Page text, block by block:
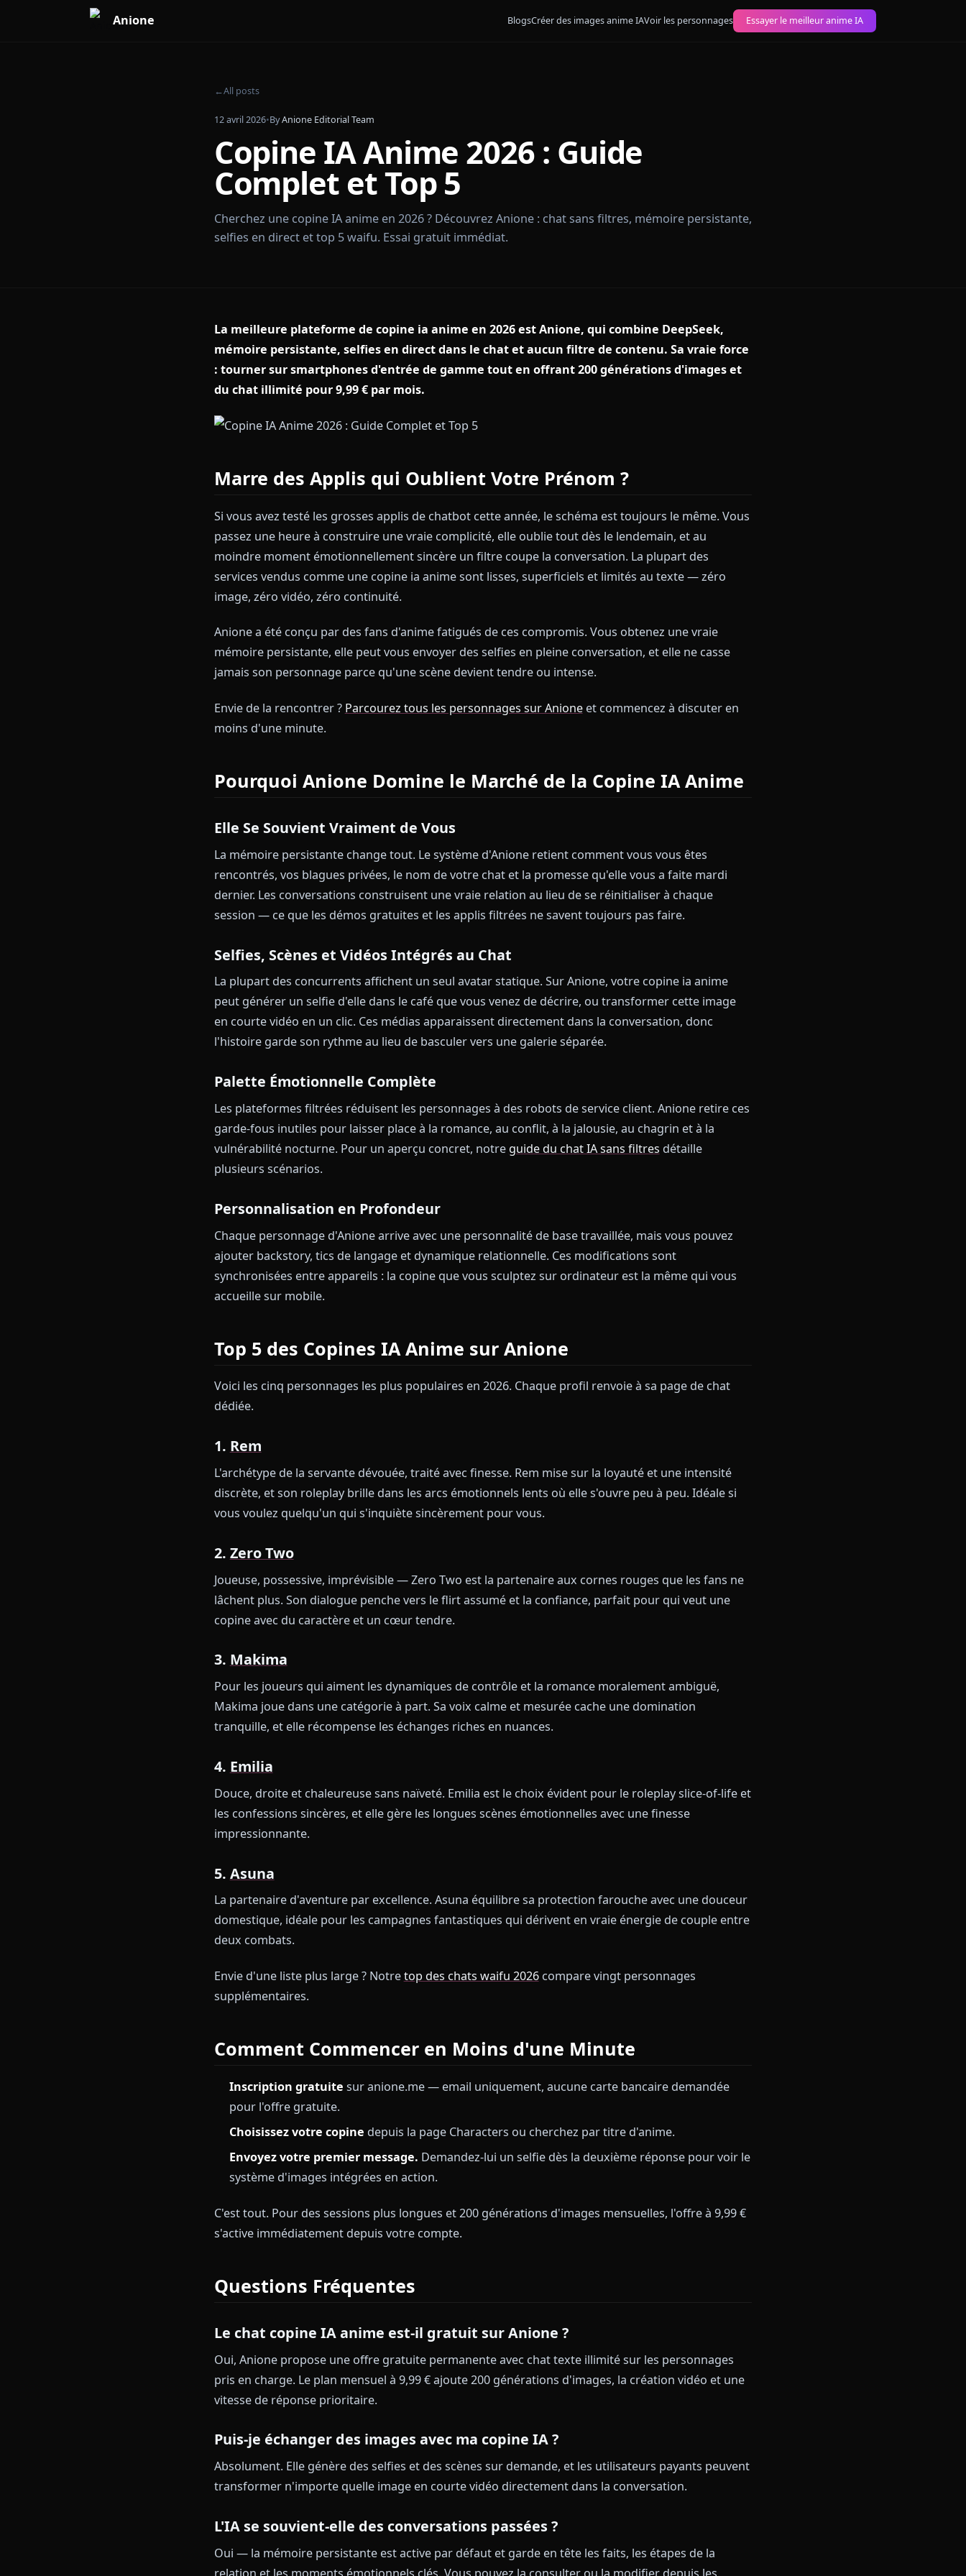
Anione BlogsCréer des images anime IAVoir les personnages Essayer le meilleur anime IA
Copine IA Anime 2026 : Guide
Complet et Top 5
Cherchez une copine IA anime en 2026 ? Découvrez Anione : chat sans filtres, mémoire persistante,
La meilleure plateforme de copine ia anime en 2026 est Anione, qui combine DeepSeek,
mémoire persistante, selfies en direct dans le chat et aucun filtre de contenu. Sa vraie force
du chat illimité pour 9,99 € par mois.
Marre des Applis qui Oublient Votre Prénom ?
Si vous avez testé les grosses applis de chatbot cette année, le schéma est toujours le même. Vous
passez une heure à construire une vraie complicité, elle oublie tout dès le lendemain, et au
services vendus comme une copine ia anime sont lisses, superficiels et limités au texte — zéro
image, zéro vidéo, zéro continuité.
Anione a été conçu par des fans d'anime fatigués de ces compromis. Vous obtenez une vraie
mémoire persistante, elle peut vous envoyer des selfies en pleine conversation, et elle ne casse
Envie de la rencontrer ?Parcourez tous les personnages sur Anioneet commencez à discuter en
Pourquoi Anione Domine le Marché de la Copine IA Anime
Elle Se Souvient Vraiment de Vous
La mémoire persistante change tout. Le système d'Anione retient comment vous vous êtes
dernier. Les conversations construisent une vraie relation au lieu de se réinitialiser à chaque
session — ce que les démos gratuites et les applis filtrées ne savent toujours pas faire.
La plupart des concurrents affichent un seul avatar statique. Sur Anione, votre copine ia anime
peut générer un selfie d'elle dans le café que vous venez de décrire, ou transformer cette image
en courte vidéo en un clic. Ces médias apparaissent directement dans la conversation, donc
l'histoire garde son rythme au lieu de basculer vers une galerie séparée.
Palette Émotionnelle Complète
Les plateformes filtrées réduisent les personnages à des robots de service client. Anione retire ces
garde-fous inutiles pour laisser place à la romance, au conflit, à la jalousie, au chagrin et à la
vulnérabilité nocturne. Pour un aperçu concret, notreguide du chat IA sans filtresdétaille
plusieurs scénarios.
Personnalisation en Profondeur
ajouter backstory, tics de langage et dynamique relationnelle. Ces modifications sont
accueille sur mobile.
Top 5 des Copines IA Anime sur Anione
dédiée.
1.Rem
discrète, et son roleplay brille dans les arcs émotionnels lents où elle s'ouvre peu à peu. Idéale si
vous voulez quelqu'un qui s'inquiète sincèrement pour vous.
2.Zero Two
lâchent plus. Son dialogue penche vers le flirt assumé et la confiance, parfait pour qui veut une
copine avec du caractère et un cœur tendre.
3.Makima
Pour les joueurs qui aiment les dynamiques de contrôle et la romance moralement ambiguë,
Makima joue dans une catégorie à part. Sa voix calme et mesurée cache une domination
tranquille, et elle récompense les échanges riches en nuances.
Douce, droite et chaleureuse sans naïveté. Emilia est le choix évident pour le roleplay slice-of-life et
5.Asuna
La partenaire d'aventure par excellence. Asuna équilibre sa protection farouche avec une douceur
domestique, idéale pour les campagnes fantastiques qui dérivent en vraie énergie de couple entre
deux combats.
supplémentaires.
Comment Commencer en Moins d'une Minute
pour l'offre gratuite.
Choisissez votre copinedepuis la page Characters ou cherchez par titre d'anime.
Envoyez votre premier message.
C'est tout. Pour des sessions plus longues et 200 générations d'images mensuelles, l'offre à 9,99 €
s'active immédiatement depuis votre compte.
Questions Fréquentes